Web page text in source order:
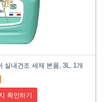
실내건조 세제 본품, 3L, 1개
확인하기